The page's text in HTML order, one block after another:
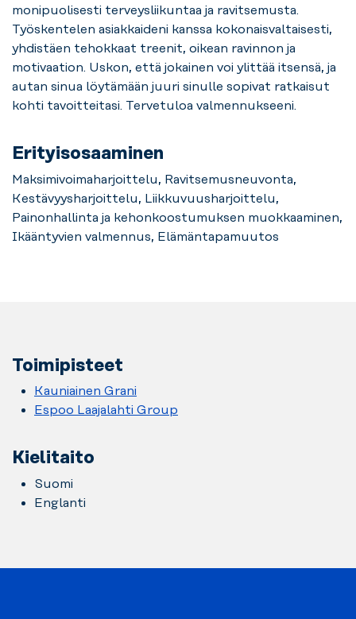
monipuolisesti terveysliikuntaa ja ravitsemusta.
Työskentelen asiakkaideni kanssa kokonaisvaltaisesti,
yhdistäen tehokkaat treenit, oikean ravinnon ja
motivaation. Uskon, että jokainen voi ylittää itsensä, ja
autan sinua löytämään juuri sinulle sopivat ratkaisut
kohti tavoitteitasi. Tervetuloa valmennukseeni.
Erityisosaaminen
Maksimivoimaharjoittelu, Ravitsemusneuvonta,
Kestävyysharjoittelu, Liikkuvuusharjoittelu,
Painonhallinta ja kehonkoostumuksen muokkaaminen,
Ikääntyvien valmennus, Elämäntapamuutos
Toimipisteet
Kauniainen Grani
Espoo Laajalahti Group
Kielitaito
Suomi
Englanti